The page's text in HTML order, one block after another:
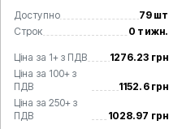
Доступно
79 шт
Строк
0 тижн.
Ціна за 1+ з ПДВ
1276.23 грн
Ціна за 100+ з
ПДВ
1152.6 грн
Ціна за 250+ з
ПДВ
1028.97 грн